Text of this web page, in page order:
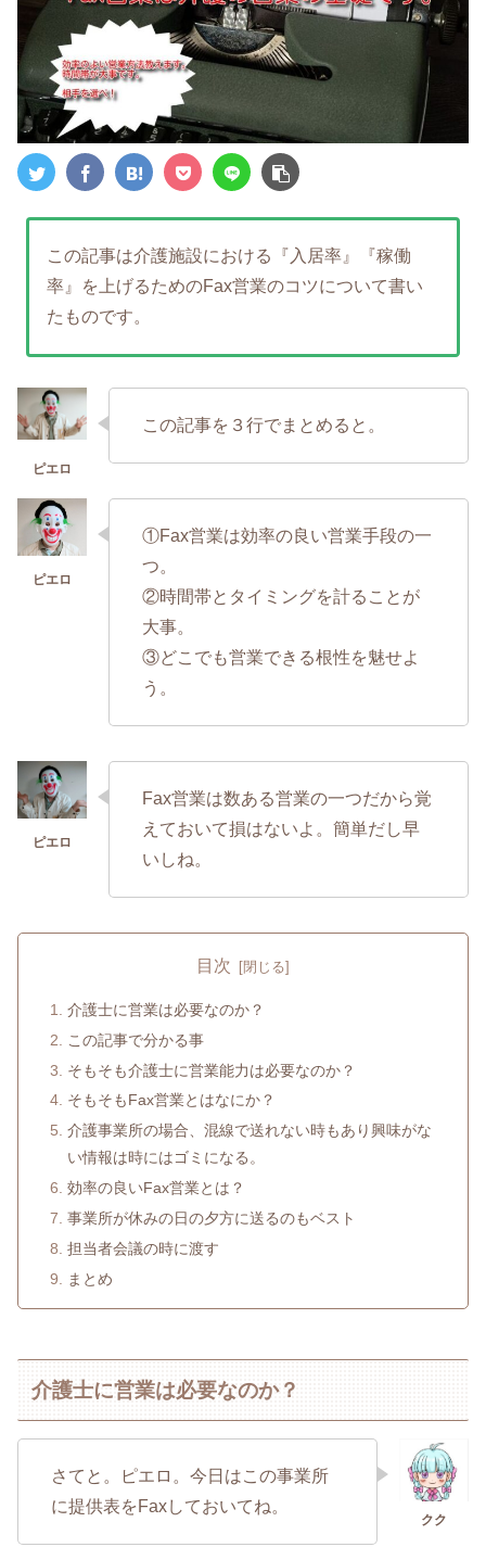
この記事は介護施設における『入居率』『稼働
率』を上げるためのFax営業のコツについて書い
たものです。
この記事を３行でまとめると。
①Fax営業は効率の良い営業手段の一
つ。
②時間帯とタイミングを計ることが
大事。
③どこでも営業できる根性を魅せよ
う。
Fax営業は数ある営業の一つだから覚
えておいて損はないよ。簡単だし早
いしね。
目次
介護士に営業は必要なのか？
この記事で分かる事
そもそも介護士に営業能力は必要なのか？
そもそもFax営業とはなにか？
介護事業所の場合、混線で送れない時もあり興味がな
い情報は時にはゴミになる。
効率の良いFax営業とは？
事業所が休みの日の夕方に送るのもベスト
担当者会議の時に渡す
まとめ
介護士に営業は必要なのか？
さてと。ピエロ。今日はこの事業所
に提供表をFaxしておいてね。